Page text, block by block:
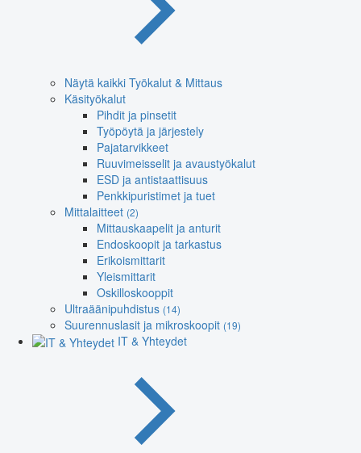
Näytä kaikki Työkalut & Mittaus
Käsityökalut
Pihdit ja pinsetit
Työpöytä ja järjestely
Pajatarvikkeet
Ruuvimeisselit ja avaustyökalut
ESD ja antistaattisuus
Penkkipuristimet ja tuet
Mittalaitteet (2)
Mittauskaapelit ja anturit
Endoskoopit ja tarkastus
Erikoismittarit
Yleismittarit
Oskilloskooppit
Ultraäänipuhdistus (14)
Suurennuslasit ja mikroskoopit (19)
IT & Yhteydet